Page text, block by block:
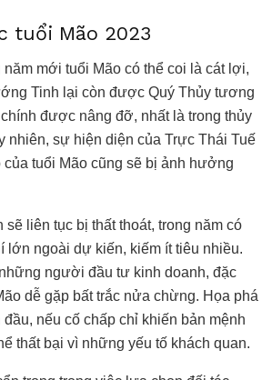
tuổi Mão 2023
năm mới tuổi Mão có thể coi là cát lợi,
Tinh lại còn được Quý Thủy tương
được nâng đỡ, nhất là trong thủy
nhiên, sự hiện diện của Trực Thái Tuế
của tuổi Mão cũng sẽ bị ảnh hưởng
sẽ liên tục bị thất thoát, trong năm có
lớn ngoài dự kiến, kiếm ít tiêu nhiều.
người đầu tư kinh doanh, đặc
dễ gặp bất trắc nửa chừng. Họa phá
nếu cố chấp chỉ khiến bản mệnh
thất bại vì những yếu tố khách quan.